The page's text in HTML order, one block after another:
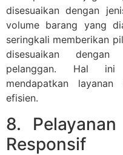
disesuaikan dengan
volume barang yang
seringkali memberikan
disesuaikan
pelanggan. Hal ini
mendapatkan
efisien.
8.
Responsif